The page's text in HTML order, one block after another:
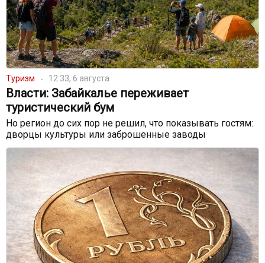
Туризм 12:33, 6 августа
Власти: Забайкалье переживает
туристический бум
Но регион до сих пор не решил, что показывать гостям:
дворцы культуры или заброшенные заводы